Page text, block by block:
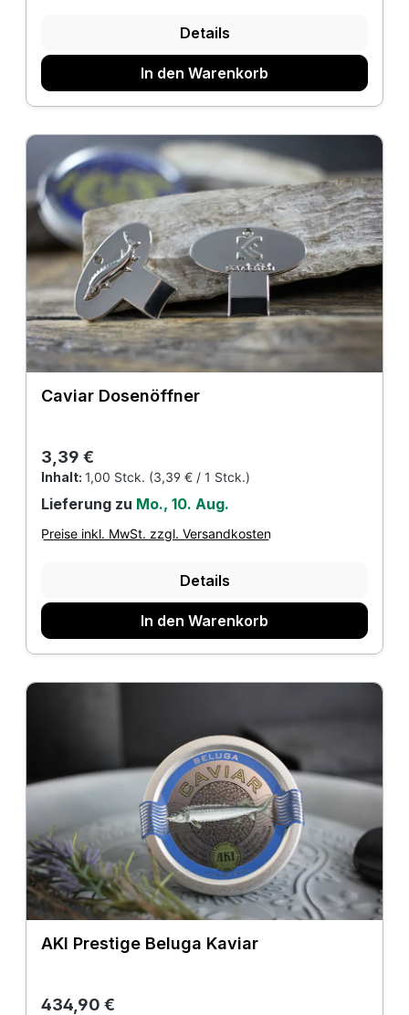
Details
In den Warenkorb
Caviar Dosenöffner
Regulärer Preis:
3,39 €
Inhalt: 1,00 Stck. (3,39 € / 1 Stck.)
Lieferung zu Mo., 10. Aug.
Preise inkl. MwSt. zzgl. Versandkosten
Details
In den Warenkorb
AKI Prestige Beluga Kaviar
Regulärer Preis:
434,90 €